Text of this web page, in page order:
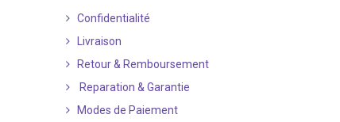
Confidentialité
Livraison
Retour & Remboursement
Reparation & Garantie
Modes de Paiement​